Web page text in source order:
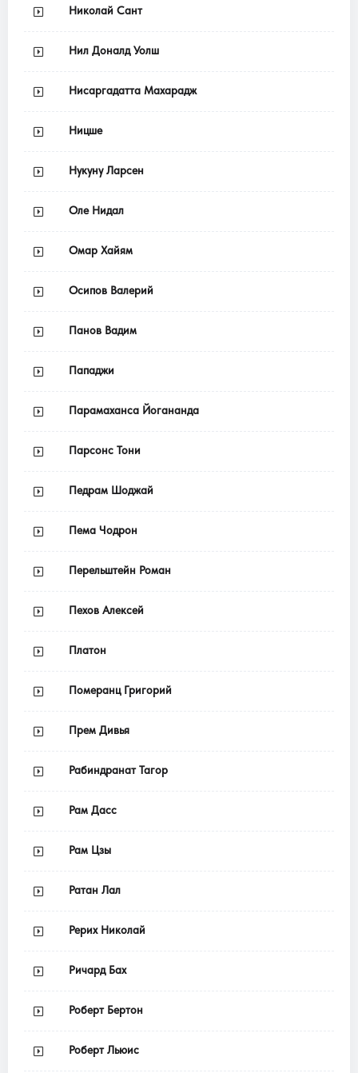
Николай Сант
Нил Доналд Уолш
Нисаргадатта Махарадж
Ницше
Нукуну Ларсен
Оле Нидал
Омар Хайям
Осипов Валерий
Панов Вадим
Пападжи
Парамаханса Йогананда
Парсонс Тони
Педрам Шоджай
Пема Чодрон
Перельштейн Роман
Пехов Алексей
Платон
Померанц Григорий
Прем Дивья
Рабиндранат Тагор
Рам Дасс
Рам Цзы
Ратан Лал
Рерих Николай
Ричард Бах
Роберт Бертон
Роберт Льюис